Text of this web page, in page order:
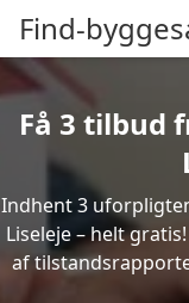
Find-
Få 3 tilbud
Indhent 3
Liseleje – helt
af